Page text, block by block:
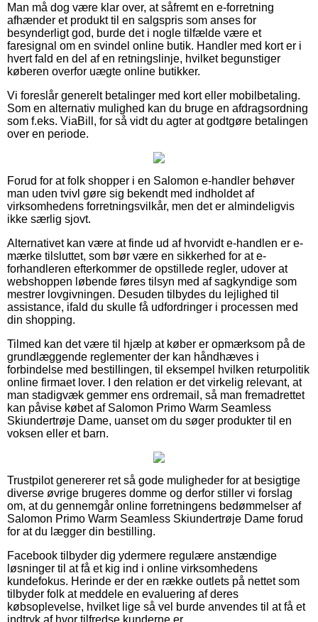
Man må dog være klar over, at såfremt en e-forretning
afhænder et produkt til en salgspris som anses for
besynderligt god, burde det i nogle tilfælde være et
faresignal om en svindel online butik. Handler med kort er i
hvert fald en del af en retningslinje, hvilket begunstiger
køberen overfor uægte online butikker.
Vi foreslår generelt betalinger med kort eller mobilbetaling.
Som en alternativ mulighed kan du bruge en afdragsordning
som f.eks. ViaBill, for så vidt du agter at godtgøre betalingen
over en periode.
Forud for at folk shopper i en Salomon e-handler behøver
man uden tvivl gøre sig bekendt med indholdet af
virksomhedens forretningsvilkår, men det er almindeligvis
ikke særlig sjovt.
Alternativet kan være at finde ud af hvorvidt e-handlen er e-
mærke tilsluttet, som bør være en sikkerhed for at e-
forhandleren efterkommer de opstillede regler, udover at
webshoppen løbende føres tilsyn med af sagkyndige som
mestrer lovgivningen. Desuden tilbydes du lejlighed til
assistance, ifald du skulle få udfordringer i processen med
din shopping.
Tilmed kan det være til hjælp at køber er opmærksom på de
grundlæggende reglementer der kan håndhæves i
forbindelse med bestillingen, til eksempel hvilken returpolitik
online firmaet lover. I den relation er det virkelig relevant, at
man stadigvæk gemmer ens ordremail, så man fremadrettet
kan påvise købet af Salomon Primo Warm Seamless
Skiundertrøje Dame, uanset om du søger produkter til en
voksen eller et barn.
Trustpilot genererer ret så gode muligheder for at besigtige
diverse øvrige brugeres domme og derfor stiller vi forslag
om, at du gennemgår online forretningens bedømmelser af
Salomon Primo Warm Seamless Skiundertrøje Dame forud
for at du lægger din bestilling.
Facebook tilbyder dig ydermere regulære anstændige
løsninger til at få et kig ind i online virksomhedens
kundefokus. Herinde er der en række outlets på nettet som
tilbyder folk at meddele en evaluering af deres
købsoplevelse, hvilket lige så vel burde anvendes til at få et
indtryk af hvor tilfredse kunderne er.